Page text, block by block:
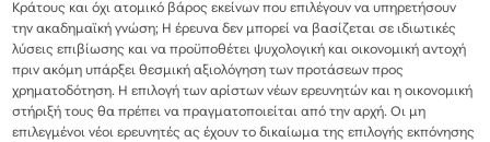
Κράτους και όχι ατομικό βάρος εκείνων που επιλέγουν να υπηρετήσουν
την ακαδημαϊκή γνώση; Η έρευνα δεν μπορεί να βασίζεται σε ιδιωτικές
λύσεις επιβίωσης και να προϋποθέτει ψυχολογική και οικονομική αντοχή
πριν ακόμη υπάρξει θεσμική αξιολόγηση των προτάσεων προς
χρηματοδότηση. Η επιλογή των αρίστων νέων ερευνητών και η οικονομική
στήριξή τους θα πρέπει να πραγματοποιείται από την αρχή. Οι μη
επιλεγμένοι νέοι ερευνητές ας έχουν το δικαίωμα της επιλογής εκπόνησης